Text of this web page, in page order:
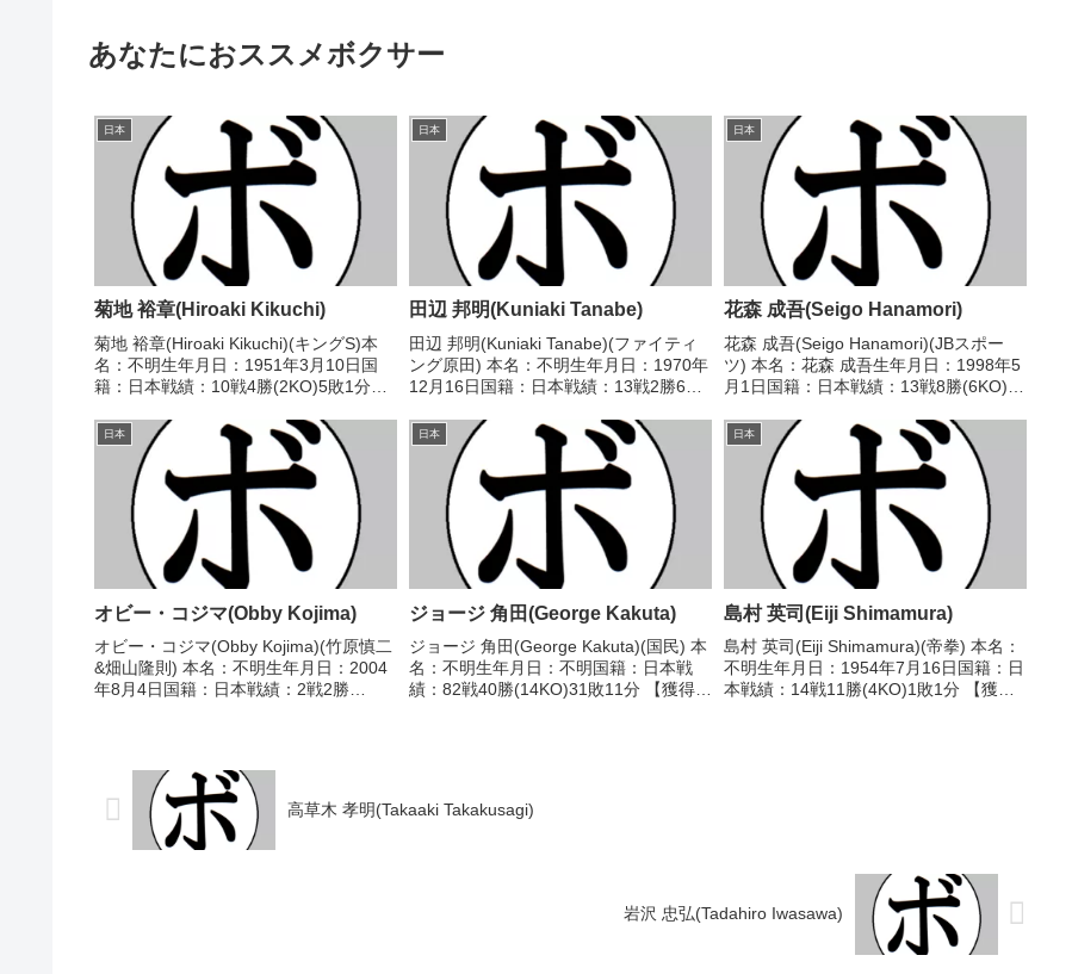
あなたにおススメボクサー
日本
菊地 裕章(Hiroaki Kikuchi)
菊地 裕章(Hiroaki Kikuchi)(キングS)本
名：不明生年月日：1951年3月10日国
籍：日本戦績：10戦4勝(2KO)5敗1分
1979/08/08 ○1RKO 大場 昭雄(田
辺)■1980年度東日本...
日本
田辺 邦明(Kuniaki Tanabe)
田辺 邦明(Kuniaki Tanabe)(ファイティ
ング原田) 本名：不明生年月日：1970年
12月16日国籍：日本戦績：13戦2勝6敗5
1988/05/19 ●4R判定 (採点不明) 小松
崇範(極東)...
日本
花森 成吾(Seigo Hanamori)
花森 成吾(Seigo Hanamori)(JBスポー
ツ) 本名：花森 成吾生年月日：1998年5
月1日国籍：日本戦績：13戦8勝(6KO)5
ナメントスーパーフライ級優勝 【戦
歴】2016/04/22...
日本
オビー・コジマ(Obby Kojima)
オビー・コジマ(Obby Kojima)(竹原慎二
&畑山隆則) 本名：不明生年月日：2004
年8月4日国籍：日本戦績：2戦2勝
日本
ジョージ 角田(George Kakuta)
ジョージ 角田(George Kakuta)(国民) 本
名：不明生年月日：不明国籍：日本戦
績：82戦40勝(14KO)31敗11分 【獲得タ
日本
島村 英司(Eiji Shimamura)
島村 英司(Eiji Shimamura)(帝拳) 本名：
不明生年月日：1954年7月16日国籍：日
本戦績：14戦11勝(4KO)1敗1分 【獲得
高草木 孝明(Takaaki Takakusagi)
岩沢 忠弘(Tadahiro Iwasawa)